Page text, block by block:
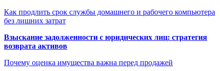
Как продлить срок службы домашнего и рабочего компьютера
без лишних затрат
Взыскание задолженности с юридических лиц: стратегия
возврата активов
Почему оценка имущества важна перед продажей